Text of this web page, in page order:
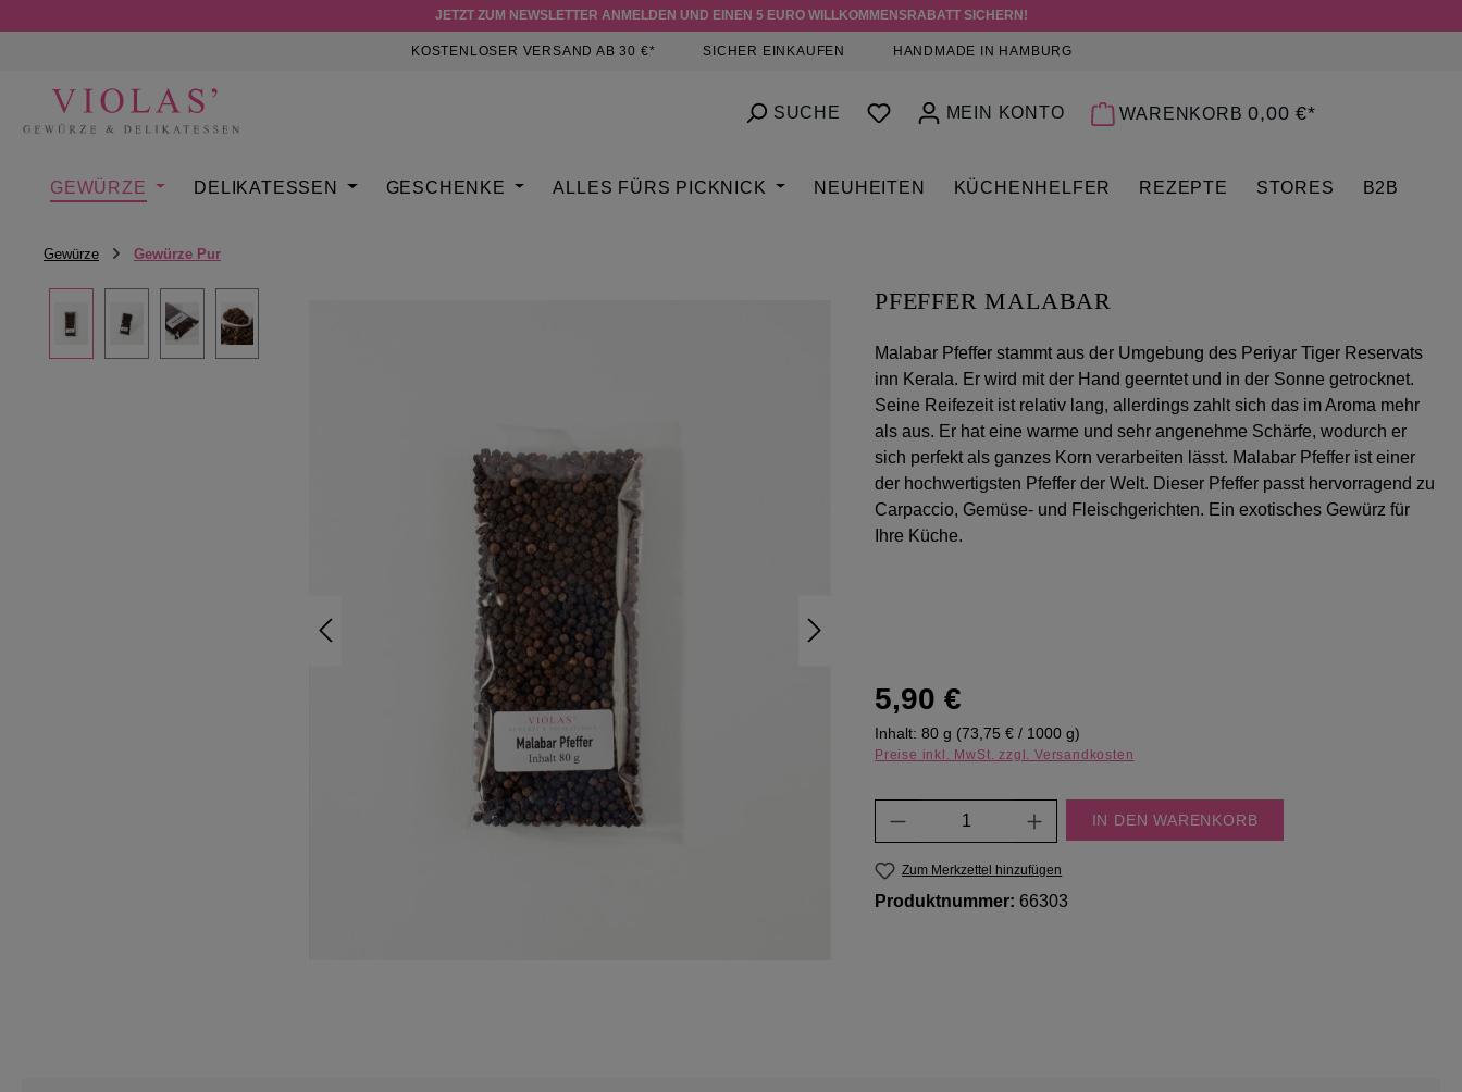
JETZT ZUM NEWSLETTER ANMELDEN UND EINEN 5 EURO WILLKOMMENSRABATT SICHERN!
KOSTENLOSER VERSAND AB 30 €* SICHER EINKAUFEN HANDMADE IN HAMBURG
SUCHE DU HAST 0 PRODUKTE AUF DEM MERKZETTEL
MEIN KONTO WARENKORB 0,00 €*
GEWÜRZE DELIKATESSEN GESCHENKE ALLES FÜRS PICKNICK NEUHEITEN KÜCHENHELFER REZEPTE STORES B2B
Gewürze Gewürze Pur
Bildergalerie überspringen PFEFFER MALABAR
Malabar Pfeffer stammt aus der Umgebung des Periyar Tiger Reservats
inn Kerala. Er wird mit der Hand geerntet und in der Sonne getrocknet.
Seine Reifezeit ist relativ lang, allerdings zahlt sich das im Aroma mehr
als aus. Er hat eine warme und sehr angenehme Schärfe, wodurch er
sich perfekt als ganzes Korn verarbeiten lässt. Malabar Pfeffer ist einer
der hochwertigsten Pfeffer der Welt. Dieser Pfeffer passt hervorragend zu
Carpaccio, Gemüse- und Fleischgerichten. Ein exotisches Gewürz für
Ihre Küche.
Regulärer Preis:
5,90 €
Inhalt: 80 g (73,75 € / 1000 g)
Preise inkl. MwSt. zzgl. Versandkosten
Produkt Anzahl: Gib den gewünschten Wert ein
IN DEN WARENKORB
Zum Merkzettel hinzufügen
Produktnummer: 66303